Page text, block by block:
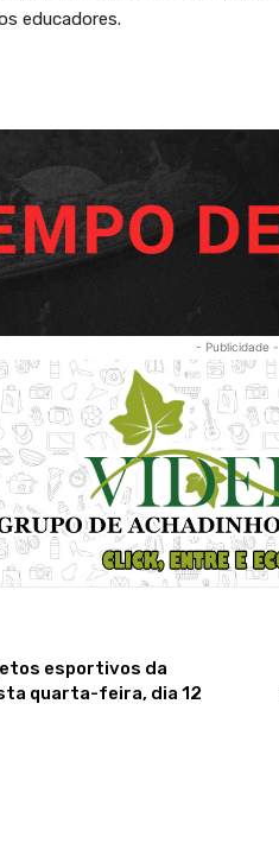
educadores.
- Publicidade -
esportivos da
quarta-feira, dia 12